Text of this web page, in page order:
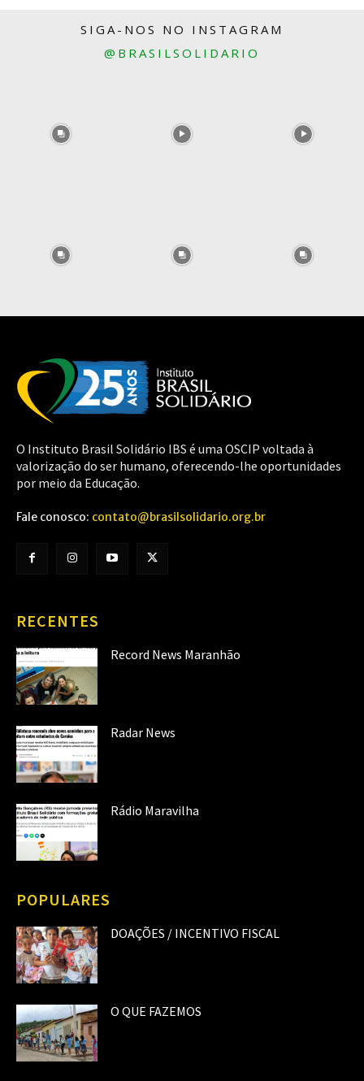
SIGA-NOS NO INSTAGRAM
@BRASILSOLIDARIO
O Instituto Brasil Solidário IBS é uma OSCIP voltada à
valorização do ser humano, oferecendo-lhe oportunidades
por meio da Educação.
Fale conosco: contato@brasilsolidario.org.br
RECENTES
Record News Maranhão
Radar News
Rádio Maravilha
POPULARES
DOAÇÕES / INCENTIVO FISCAL
O QUE FAZEMOS